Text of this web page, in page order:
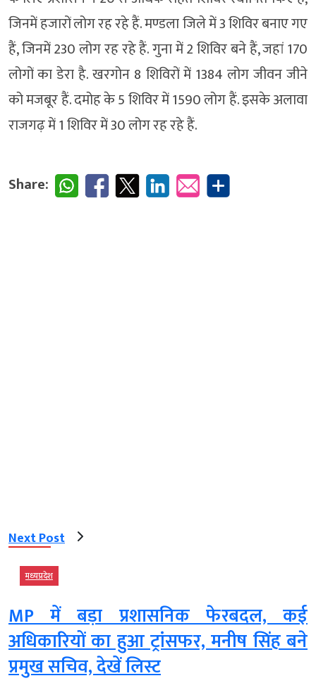
जिनमें हजारों लोग रह रहे हैं. मण्डला जिले में 3 शिविर बनाए गए
हैं, जिनमें 230 लोग रह रहे हैं. गुना में 2 शिविर बने हैं, जहां 170
लोगों का डेरा है. खरगोन 8 शिविरों में 1384 लोग जीवन जीने
को मजबूर हैं. दमोह के 5 शिविर में 1590 लोग हैं. इसके अलावा
राजगढ़ में 1 शिविर में 30 लोग रह रहे हैं.
Share:
Next Post
मध्‍यप्रदेश
MP में बड़ा प्रशासनिक फेरबदल, कई
अधिकारियों का हुआ ट्रांसफर, मनीष सिंह बने
प्रमुख सचिव, देखें लिस्ट